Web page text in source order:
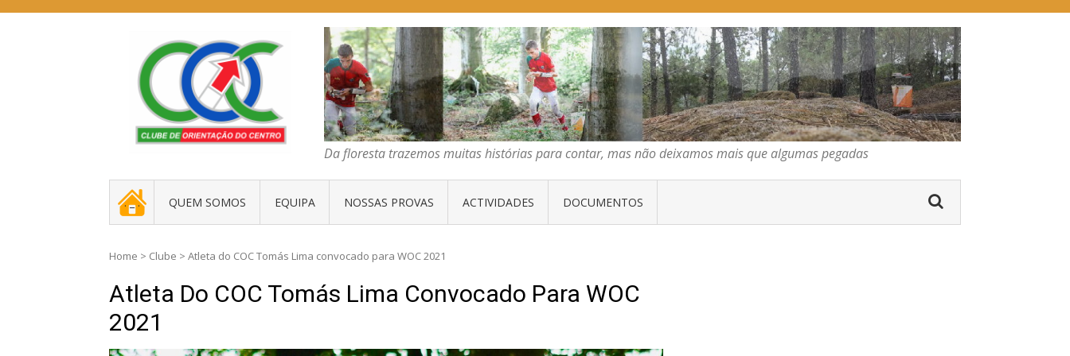
COC – CLUBE DE ORIENTAÇÃO DO CENTRO
Da floresta trazemos muitas histórias para contar, mas não deixamos mais que algumas pegadas
Da floresta trazemos muitas histórias para contar, mas não deixamos mais que algumas pegadas
. _ . QUEM SOMOS EQUIPA NOSSAS PROVAS ACTIVIDADES DOCUMENTOS
Home > Clube > Atleta do COC Tomás Lima convocado para WOC 2021
Atleta Do COC Tomás Lima Convocado Para WOC
2021